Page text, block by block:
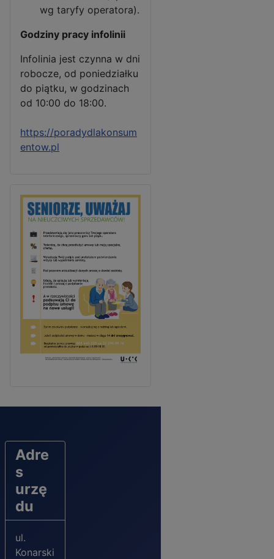
wg taryfy operatora).
Godziny pracy infolinii
Infolinia jest czynna w dni
robocze, od poniedziałku
do piątku, w godzinach
od 10:00 do 18:00.
https://poradydlakonsum
entow.pl
Adre
s
urzę
du
ul.
Konarski